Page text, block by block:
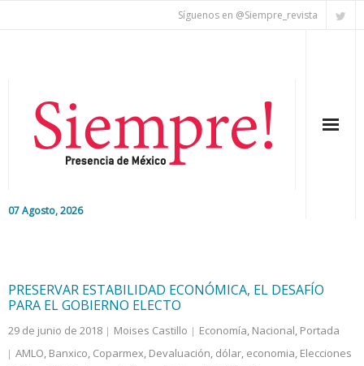
Síguenos en @Siempre_revista
07 Agosto, 2026
Colaboradores
PRESERVAR ESTABILIDAD ECONÓMICA, EL DESAFÍO
PARA EL GOBIERNO ELECTO
29 de junio de 2018 Moises Castillo Economía, Nacional, Portada
AMLO, Banxico, Coparmex, Devaluación, dólar, economia, Elecciones